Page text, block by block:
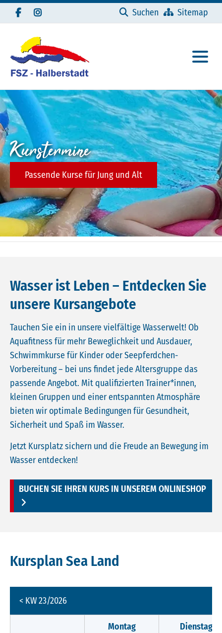
Navigation überspringen
Suchen
Sitemap
Kurstermine
Passende Kurse für Jung und Alt
Wasser ist Leben – Entdecken Sie
unsere Kursangebote
Tauchen Sie ein in unsere vielfältige Wasserwelt! Ob
Aquafitness für mehr Beweglichkeit und Ausdauer,
Schwimmkurse für Kinder oder Seepferdchen-
Vorbereitung – bei uns findet jede Altersgruppe das
passende Angebot. Mit qualifizierten Trainer*innen,
kleinen Gruppen und einer entspannten Atmosphäre
bieten wir optimale Bedingungen für Gesundheit,
Sicherheit und Spaß im Wasser.
Jetzt Kursplatz sichern und die Freude an Bewegung im
Wasser entdecken!
BUCHEN SIE IHREN KURS IN UNSEREM ONLINESHOP
Kursplan Sea Land
< KW 23/2026
Montag
Dienstag